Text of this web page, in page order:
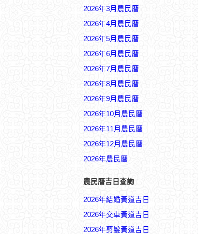
2026年3月農民曆
2026年4月農民曆
2026年5月農民曆
2026年6月農民曆
2026年7月農民曆
2026年8月農民曆
2026年9月農民曆
2026年10月農民曆
2026年11月農民曆
2026年12月農民曆
2026年農民曆
農民曆吉日查詢
2026年結婚黃道吉日
2026年交車黃道吉日
2026年剪髮黃道吉日